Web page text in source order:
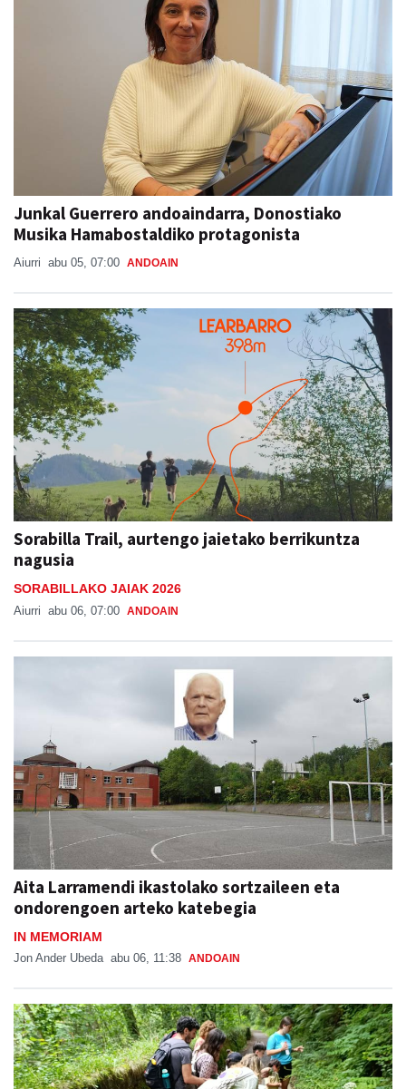
Junkal Guerrero andoaindarra, Donostiako
Musika Hamabostaldiko protagonista
Aiurri abu 05, 07:00 ANDOAIN
Sorabilla Trail, aurtengo jaietako berrikuntza
nagusia
SORABILLAKO JAIAK 2026
Aiurri
Aita Larramendi ikastolako sortzaileen eta
ondorengoen arteko katebegia
IN MEMORIAM
Jon Ander Ubeda ANDOAIN